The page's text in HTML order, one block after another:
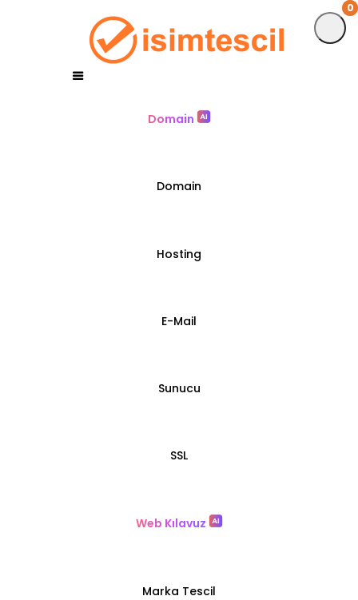
0
Domain
Domain
Hosting
E-Mail
Sunucu
SSL
Web Kılavuz
Marka Tescil
0